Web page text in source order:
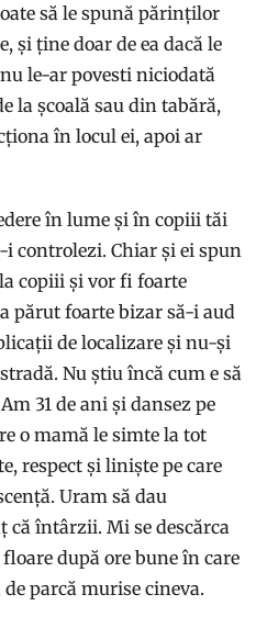
să le spună părinților
și ține doar de ea dacă le
le-ar povesti niciodată
la școală sau din tabără,
în locul ei, apoi ar
în lume și în copiii tăi
i controlezi. Chiar și ei spun
copiii și vor fi foarte
părut foarte bizar să-i aud
de localizare și nu-și
Nu știu încă cum e să
31 de ani și dansez pe
o mamă le simte la tot
respect și liniște pe care
Uram să dau
întârzii. Mi se descărca
după ore bune în care
parcă murise cineva.